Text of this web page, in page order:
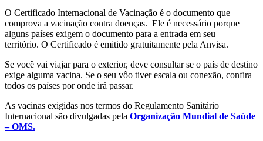
O Certificado Internacional de Vacinação é o documento que
comprova a vacinação contra doenças. Ele é necessário porque
alguns países exigem o documento para a entrada em seu
território. O Certificado é emitido gratuitamente pela Anvisa.
Se você vai viajar para o exterior, deve consultar se o país de destino
exige alguma vacina. Se o seu vôo tiver escala ou conexão, confira
todos os países por onde irá passar.
As vacinas exigidas nos termos do Regulamento Sanitário
Internacional são divulgadas pela Organização Mundial de Saúde
– OMS.